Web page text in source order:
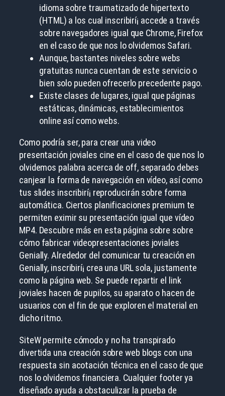
idioma sobre traumatizado de hipertexto
(HTML) a los cual inscribirí¡ accede a través
sobre navegadores igual que Chrome, Firefox
en el caso de que nos lo olvidemos Safari.
Aunque, bastantes niveles sobre webs
gratuitas nunca cuentan de este servicio o
bien solo pueden ofrecerlo precedente pago.
Existe clases de lugares, igual que páginas
estáticas, dinámicas, establecimientos
online así­ como webs.
Como podrí­a ser, para crear una video
presentación joviales cine en el caso de que nos lo
olvidemos palabra acerca de off, separado debes
canjear la forma de navegación en vídeo, así­ como
tus slides inscribirí¡ reproducirán sobre forma
automática. Ciertos planificaciones premium te
permiten eximir su presentación igual que vídeo
MP4. Descubre más en esta página sobre sobre
cómo fabricar videopresentaciones joviales
Genially. Alrededor del comunicar tu creación en
Genially, inscribirí¡ crea una URL sola, justamente
como la página web. Se puede repartir el link
joviales hacen de pupilos, su aparato o hacen de
usuarios con el fin de que exploren el material en
dicho ritmo.
SiteW permite cómodo y no ha transpirado
divertida una creación sobre web blogs con una
respuesta sin acotación técnica en el caso de que
nos lo olvidemos financiera. Cualquier footer ya
diseñado ayuda a obstaculizar la prueba de